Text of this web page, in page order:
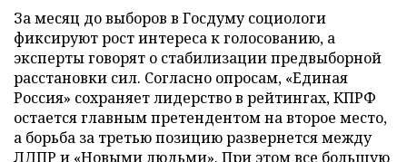
За месяц до выборов в Госдуму социологи
фиксируют рост интереса к голосованию, а
эксперты говорят о стабилизации предвыборной
расстановки сил. Согласно опросам, «Единая
Россия» сохраняет лидерство в рейтингах, КПРФ
остается главным претендентом на второе место,
а борьба за третью позицию развернется между
ЛДПР и «Новыми людьми». При этом все большую